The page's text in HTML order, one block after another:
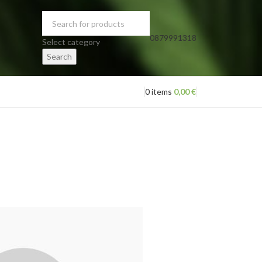
Select category
Search
0879991318
0items 0,00€